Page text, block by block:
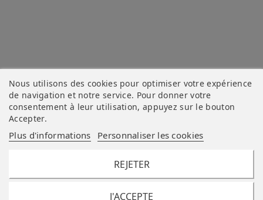
Nous utilisons des cookies pour optimiser votre expérience
de navigation et notre service. Pour donner votre
consentement à leur utilisation, appuyez sur le bouton
Accepter.
Plus d'informations Personnaliser les cookies
REJETER
J'ACCEPTE